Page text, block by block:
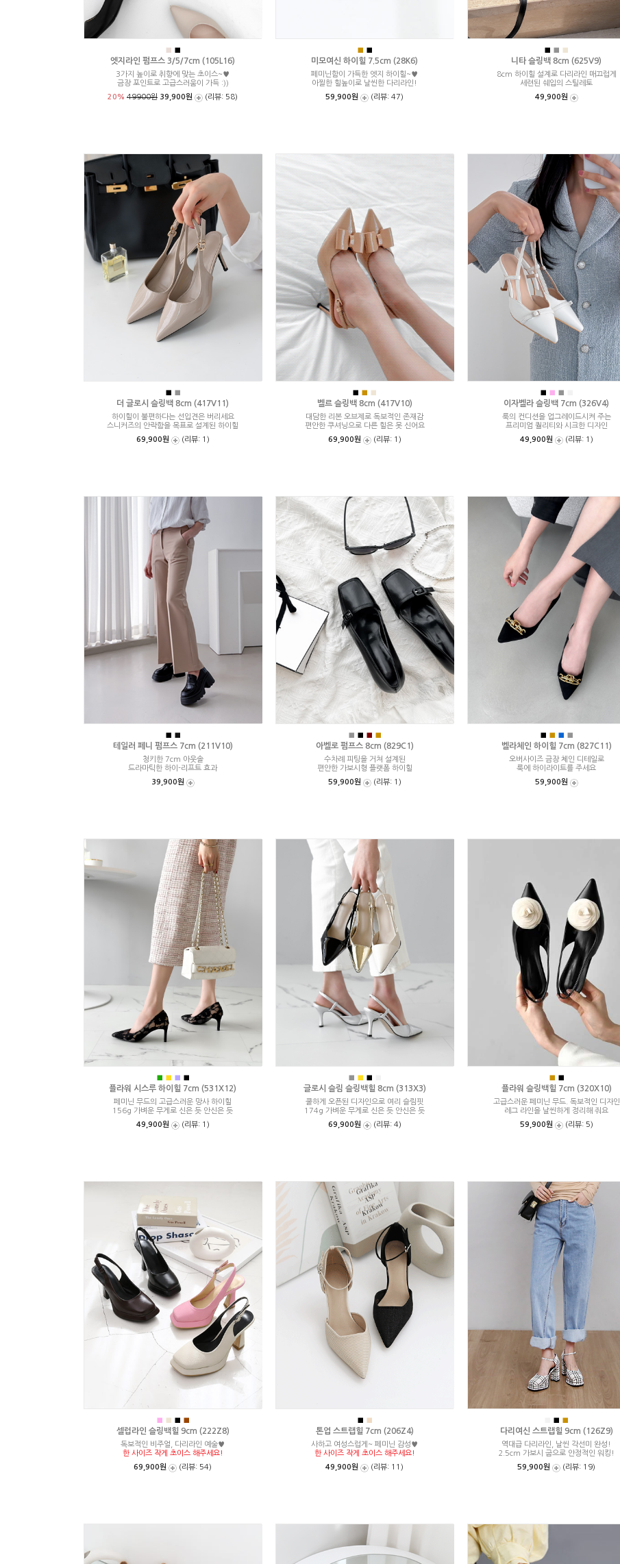
■
엣지라인 펌프스 3/5/7cm (105L16)
3가지 높이로 취향에 맞는 초이스~♥
금장 포인트로 고급스러움이 가득 :))
20% 49900원 39,900원 (리뷰: 58)
■ ■
미모여신 하이힐 7.5cm (28K6)
페미닌함이 가득한 엣지 하이힐~♥
아찔한 힐높이로 날씬한 다리라인!
59,900원
(리뷰: 47)
■ ■
니타 슬링백 8cm (625V9)
8cm 하이힐 설계로 다리라인 매끄럽게
세련된 쉐입의 스틸레토
49,900원
■ ■
더 글로시 슬링백 8cm (417V11)
하이힐이 불편하다는 선입견은 버리세요
스니커즈의 안락함을 목표로 설계된 하이힐
69,900원
(리뷰: 1)
■ ■
벨르 슬링백 8cm (417V10)
대담한 리본 오브제로 독보적인 존재감
편안한 쿠셔닝으로 다른 힐은 못 신어요
69,900원
(리뷰: 1)
■ ■ ■
이자벨라 슬링백 7cm (326V4)
룩의 컨디션을 업그레이드시켜 주는
프리미엄 퀄리티와 시크한 디자인
49,900원
(리뷰: 1)
■ ■
테일러 페니 펌프스 7cm (211V10)
청키한 7cm 아웃솔
드라마틱한 하이-리프트 효과
39,900원
■ ■ ■ ■
아벨로 펌프스 8cm (829C1)
수차례 피팅을 거쳐 설계된
편안한 가보시형 플랫폼 하이힐
59,900원
(리뷰: 1)
■ ■ ■ ■
벨라체인 하이힐 7cm (827C11)
오버사이즈 금장 체인 디테일로
룩에 하이라이트를 주세요
59,900원
■ ■ ■ ■
플라워 시스루 하이힐 7cm (531X12)
페미닌 무드의 고급스러운 망사 하이힐
156g 가벼운 무게로 신은 듯 안신은 듯
49,900원
(리뷰: 1)
■ ■ ■
글로시 슬림 슬링백힐 8cm (313X3)
쿨하게 오픈된 디자인으로 여리 슬림핏
174g 가벼운 무게로 신은 듯 안신은 듯
69,900원
(리뷰: 4)
■ ■
플라워 슬링백힐 7cm (320X10)
고급스러운 페미닌 무드. 독보적인 디자인
레그 라인을 날씬하게 정리해 줘요
59,900원
(리뷰: 5)
■ ■ ■
셀럽라인 슬링백힐 9cm (222Z8)
독보적인 비주얼, 다리라인 예술♥
한 사이즈 작게 초이스 해주세요!
69,900원
(리뷰: 54)
■ ■
톤업 스트랩힐 7cm (206Z4)
사하고 여성스럽게~ 페미닌 감성♥
한 사이즈 작게 초이스 해주세요!
49,900원
(리뷰: 11)
■ ■
다리여신 스트랩힐 9cm (126Z9)
역대급 다리라인, 날씬 각선미 완성!
2.5cm 가보시 굽으로 안정적인 워킹!
59,900원
(리뷰: 19)